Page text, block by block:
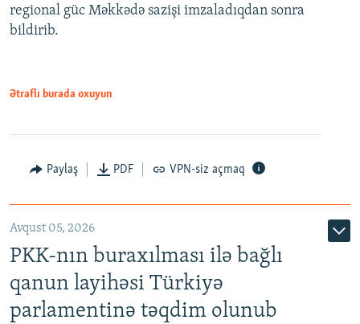
regional güc Məkkədə sazişi imzaladıqdan sonra
bildirib.
Ətraflı burada oxuyun
Paylaş PDF VPN-siz açmaq
Avqust 05, 2026
PKK-nın buraxılması ilə bağlı
qanun layihəsi Türkiyə
parlamentinə təqdim olunub